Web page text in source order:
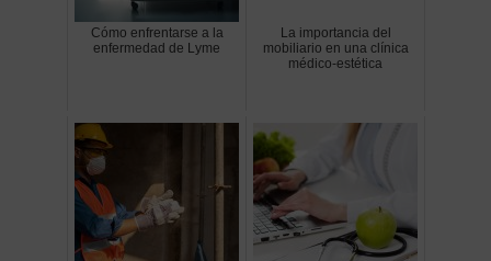
Cómo enfrentarse a la
enfermedad de Lyme
La importancia del
mobiliario en una clínica
médico-estética